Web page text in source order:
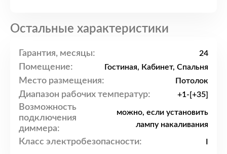
Остальные характеристики
Гарантия, месяцы: 24
Помещение: Гостиная, Кабинет, Спальня
Место размещения: Потолок
Диапазон рабочих температур: +1-[+35]
Возможность
подключения
диммера:
можно, если установить
лампу накаливания
Класс электробезопасности: